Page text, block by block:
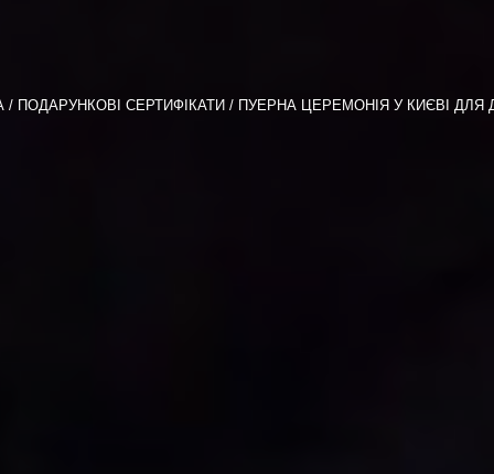
ПОДАРУНКОВІ СЕРТИФІКАТИ ПУЕРНА ЦЕРЕМОНІЯ У КИЄВІ ДЛЯ